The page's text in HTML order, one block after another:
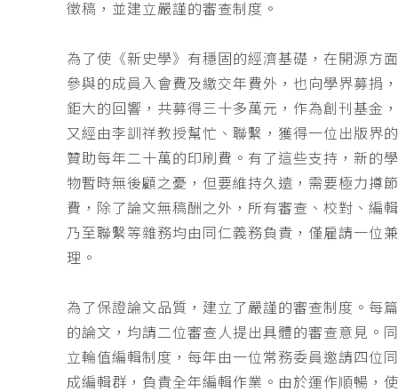
徵稿，並建立嚴謹的審查制度。
為了使《新史學》有穩固的經濟基礎，在開源方
參與的成員入會費及繳交年費外，也向學界募捐
鉅大的回響，共募得三十多萬元，作為創刊基金
又經由李訓祥教授幫忙、聯繫，獲得一位出版界
贊助每年二十萬的印刷費。有了這些支持，新的
物暫時無後顧之憂，但要維持久遠，需要極力撙
費，除了論文無稿酬之外，所有審查、校對、編
乃至聯繫等雜務均由同仁義務負責，僅雇請一位
理。
為了保證論文品質，建立了嚴謹的審查制度。每
的論文，均請二位審查人提出具體的審查意見。
立輪值編輯制度，每年由一位常務委員邀請四位
成編輯群，負責全年編輯作業。由於運作順暢，